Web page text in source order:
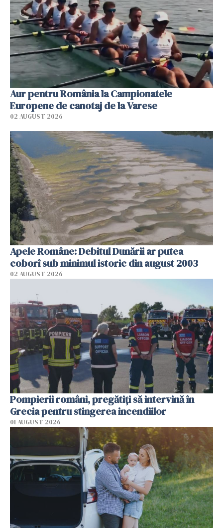
Aur pentru România la Campionatele
Europene de canotaj de la Varese
02 AUGUST 2026
Apele Române: Debitul Dunării ar putea
coborî sub minimul istoric din august 2003
02 AUGUST 2026
Pompierii români, pregătiţi să intervină în
Grecia pentru stingerea incendiilor
01 AUGUST 2026